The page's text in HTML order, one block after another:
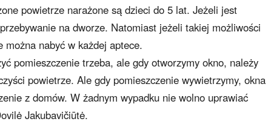
powietrze narażone są dzieci do 5 lat. Jeżeli jest
na dworze. Natomiast jeżeli takiej możliwości
można nabyć w każdej aptece.
pomieszczenie trzeba, ale gdy otworzymy okno, należy
powietrze. Ale gdy pomieszczenie wywietrzymy, okna
z domów. W żadnym wypadku nie wolno uprawiać
Jakubavičiūtė.